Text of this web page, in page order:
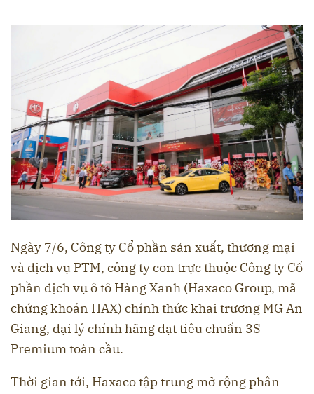
Ngày 7/6, Công ty Cổ phần sản xuất, thương mại
và dịch vụ PTM, công ty con trực thuộc Công ty Cổ
phần dịch vụ ô tô Hàng Xanh (Haxaco Group, mã
chứng khoán HAX) chính thức khai trương MG An
Giang, đại lý chính hãng đạt tiêu chuẩn 3S
Premium toàn cầu.
Thời gian tới, Haxaco tập trung mở rộng phân